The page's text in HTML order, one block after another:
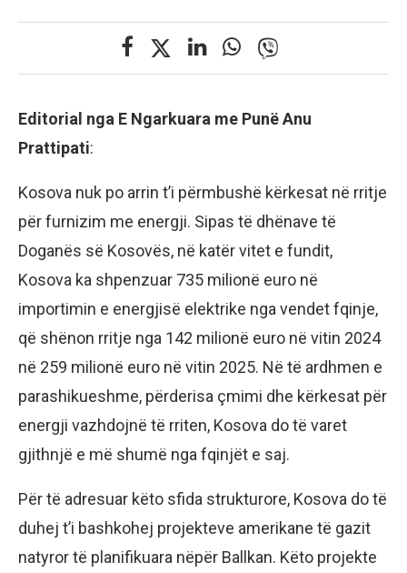
Editorial nga E Ngarkuara me Punë Anu
Prattipati:
Kosova nuk po arrin t’i përmbushë kërkesat në rritje
për furnizim me energji. Sipas të dhënave të
Doganës së Kosovës, në katër vitet e fundit,
Kosova ka shpenzuar 735 milionë euro në
importimin e energjisë elektrike nga vendet fqinje,
që shënon rritje nga 142 milionë euro në vitin 2024
në 259 milionë euro në vitin 2025. Në të ardhmen e
parashikueshme, përderisa çmimi dhe kërkesat për
energji vazhdojnë të rriten, Kosova do të varet
gjithnjë e më shumë nga fqinjët e saj.
Për të adresuar këto sfida strukturore, Kosova do të
duhej t’i bashkohej projekteve amerikane të gazit
natyror të planifikuara nëpër Ballkan. Këto projekte